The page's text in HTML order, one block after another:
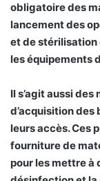
obligatoire des
lancement des
et de
les équipements
Il s’agit aussi des
d’acquisition des
leurs accès. Ces
fourniture de
pour les mettre à